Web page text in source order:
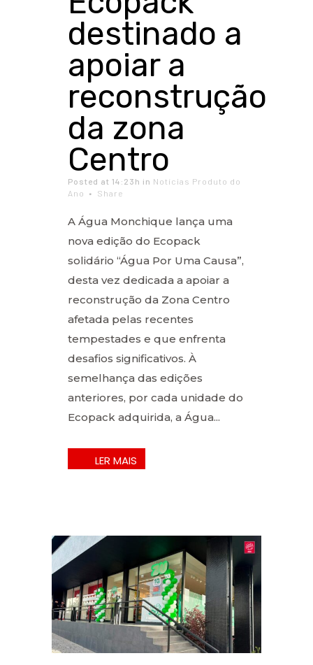
destinado a
apoiar a
reconstrução
da zona
Centro
Posted at 14:23h in Notícias Produto do
Ano
Share
A Água Monchique lança uma
nova edição do Ecopack
solidário “Água Por Uma Causa”,
desta vez dedicada a apoiar a
reconstrução da Zona Centro
afetada pelas recentes
tempestades e que enfrenta
desafios significativos. À
semelhança das edições
anteriores, por cada unidade do
Ecopack adquirida, a Água...